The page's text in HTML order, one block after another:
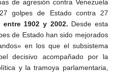
de agresión contra Venezuela
golpes de Estado contra 27
entre 1902 y 2002. Desde esta
de Estado han sido mejorados
en los que el subsistema
decisivo acompañado por la
y la tramoya parlamentaria,